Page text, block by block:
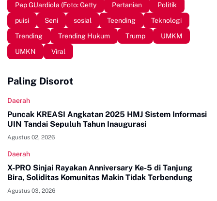
Pep GUardiola (Foto: Getty
Pertanian
Politik
puisi
Seni sosial Teending
Teknologi
Trending
Trending Hukum Trump
UMKM
UMKN
Viral
Paling Disorot
Daerah
Puncak KREASI Angkatan 2025 HMJ Sistem Informasi
UIN Tandai Sepuluh Tahun Inaugurasi
Agustus 02, 2026
Daerah
X-PRO Sinjai Rayakan Anniversary Ke-5 di Tanjung
Bira, Soliditas Komunitas Makin Tidak Terbendung
Agustus 03, 2026